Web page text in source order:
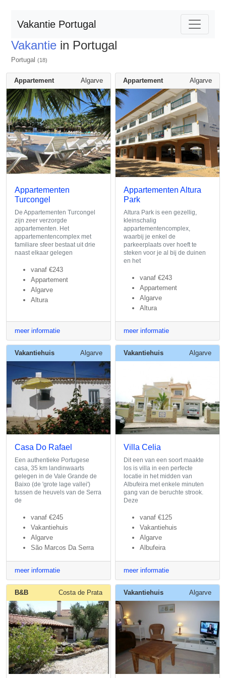
Vakantie Portugal
Vakantie in Portugal
Portugal (18)
Appartement Algarve
Appartementen
Turcongel
De Appartementen Turcongel
zijn zeer verzorgde
appartementen. Het
appartementencomplex met
familiare sfeer bestaat uit drie
naast elkaar gelegen
vanaf €243
Appartement
Algarve
Altura
meer informatie
Appartement Algarve
Appartementen Altura
Park
Altura Park is een gezellig,
kleinschalig
appartementencomplex,
waarbij je enkel de
parkeerplaats over hoeft te
steken voor je al bij de duinen
en het
vanaf €243
Appartement
Algarve
Altura
meer informatie
Vakantiehuis Algarve
Casa Do Rafael
Een authentieke Portugese
casa, 35 km landinwaarts
gelegen in de Vale Grande de
Baixo (de 'grote lage vallei')
tussen de heuvels van de Serra
de
vanaf €245
Vakantiehuis
Algarve
São Marcos Da Serra
meer informatie
Vakantiehuis Algarve
Villa Celia
Dit een van een soort maakte
los is villa in een perfecte
locatie in het midden van
Albufeira met enkele minuten
gang van de beruchte strook.
Deze
vanaf €125
Vakantiehuis
Algarve
Albufeira
meer informatie
B&B Costa de Prata Vakantiehuis Algarve